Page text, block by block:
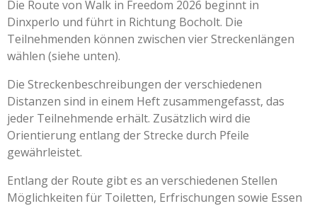
Die Route von Walk in Freedom 2026 beginnt in
Dinxperlo und führt in Richtung Bocholt. Die
Teilnehmenden können zwischen vier Streckenlängen
wählen (siehe unten).
Die Streckenbeschreibungen der verschiedenen
Distanzen sind in einem Heft zusammengefasst, das
jeder Teilnehmende erhält. Zusätzlich wird die
Orientierung entlang der Strecke durch Pfeile
gewährleistet.
Entlang der Route gibt es an verschiedenen Stellen
Möglichkeiten für Toiletten, Erfrischungen sowie Essen